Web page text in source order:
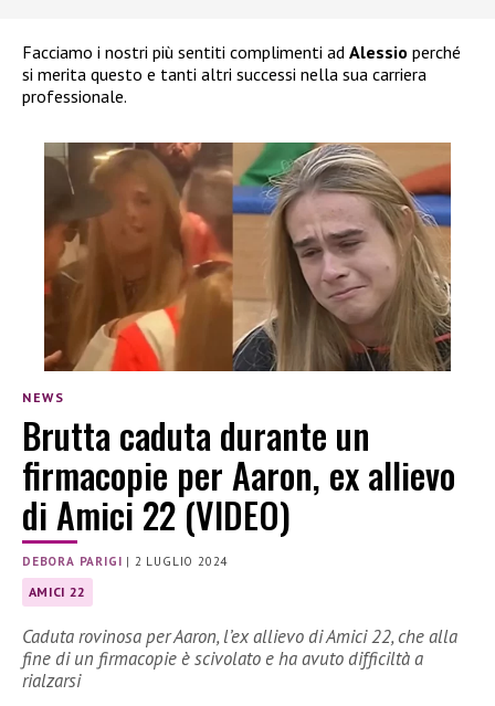
Facciamo i nostri più sentiti complimenti ad Alessio perché
si merita questo e tanti altri successi nella sua carriera
professionale.
NEWS
Brutta caduta durante un
firmacopie per Aaron, ex allievo
di Amici 22 (VIDEO)
DEBORA PARIGI | 2 LUGLIO 2024
AMICI 22
Caduta rovinosa per Aaron, l’ex allievo di Amici 22, che alla
fine di un firmacopie è scivolato e ha avuto difficiltà a
rialzarsi